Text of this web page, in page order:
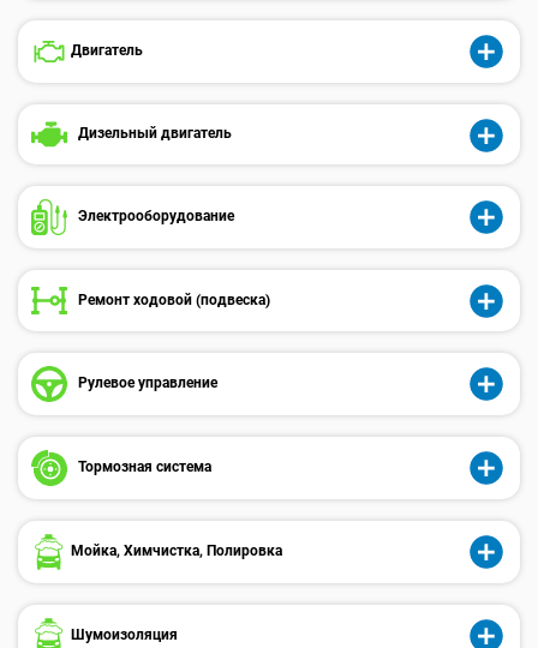
Двигатель
Дизельный двигатель
Электрооборудованиe
Ремонт ходовой (подвеска)
Рулевое управление
Тормозная система
Мойка, Химчистка, Полировка
Шумоизоляция